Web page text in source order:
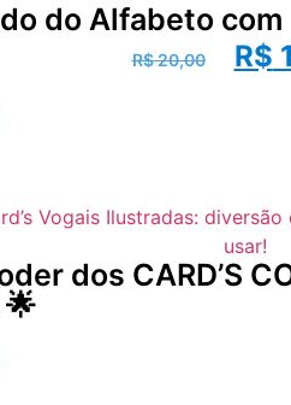
do Alfabeto
R$20,00 R$
dos CARD’S